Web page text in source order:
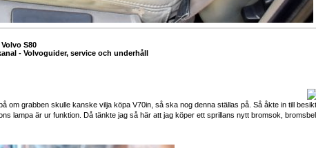
S80
- Volvoguider, service och underhåll
om grabben skulle kanske vilja köpa V70in, så ska nog denna ställas på. Så åkte in till
lampa är ur funktion. Då tänkte jag så här att jag köper ett sprillans nytt bromsok,